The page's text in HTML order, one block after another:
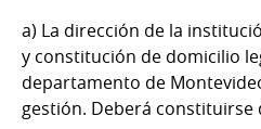
a) La dirección de la
y constitución de domicilio
departamento de
gestión. Deberá